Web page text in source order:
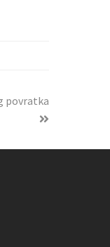
povratka